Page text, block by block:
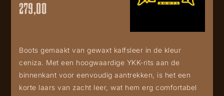
279,00
Boots gemaakt van gewaxt kalfsleer in de kleur
ceniza. Met een hoogwaardige YKK-rits aan de
binnenkant voor eenvoudig aantrekken, is het een
korte laars van zacht leer, wat hem erg comfortabel